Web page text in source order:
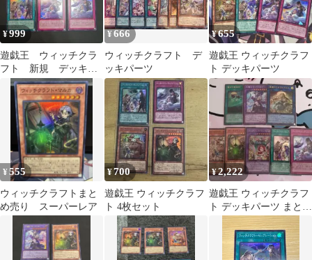
¥999
遊戯王 ウィッチクラ
フト 新規 デッキパ
ーツセット
¥666
ウィッチクラフト デ
ッキパーツ
¥655
遊戯王 ウィッチクラフ
ト デッキパーツ
¥555
ウィッチクラフトまと
め売り スーパーレア
¥700
遊戯王 ウィッチクラフ
ト 4枚セット
¥2,222
遊戯王 ウィッチクラフ
ト デッキパーツ まとめ